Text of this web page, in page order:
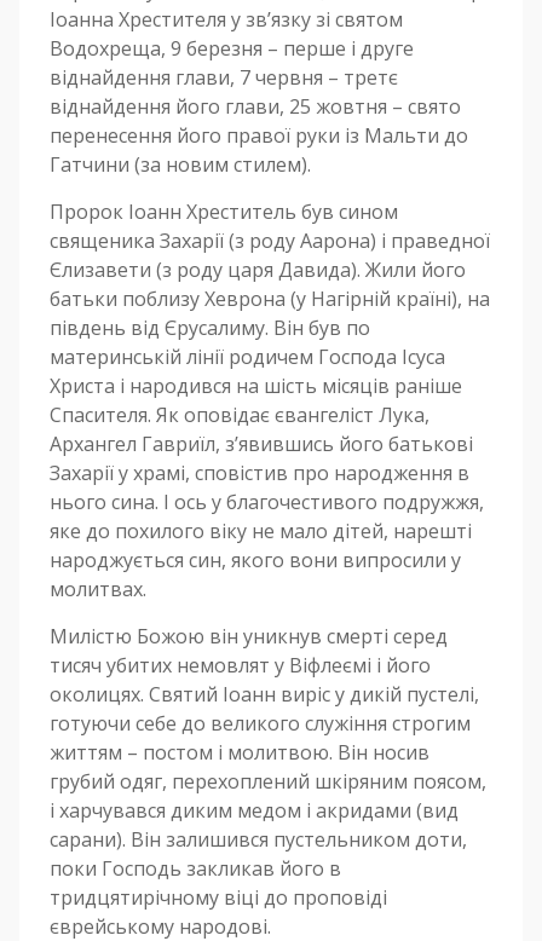
Іоанна Хрестителя у зв’язку зі святом
Водохреща, 9 березня – перше і друге
віднайдення глави, 7 червня – третє
віднайдення його глави, 25 жовтня – свято
перенесення його правої руки із Мальти до
Гатчини (за новим стилем).
Пророк Іоанн Хреститель був сином
священика Захарії (з роду Аарона) і праведної
Єлизавети (з роду царя Давида). Жили його
батьки поблизу Хеврона (у Нагірній країні), на
південь від Єрусалиму. Він був по
материнській лінії родичем Господа Ісуса
Христа і народився на шість місяців раніше
Спасителя. Як оповідає євангеліст Лука,
Архангел Гавриїл, з’явившись його батькові
Захарії у храмі, сповістив про народження в
нього сина. І ось у благочестивого подружжя,
яке до похилого віку не мало дітей, нарешті
народжується син, якого вони випросили у
молитвах.
Милістю Божою він уникнув смерті серед
тисяч убитих немовлят у Віфлеємі і його
околицях. Святий Іоанн виріс у дикій пустелі,
готуючи себе до великого служіння строгим
життям – постом і молитвою. Він носив
грубий одяг, перехоплений шкіряним поясом,
і харчувався диким медом і акридами (вид
сарани). Він залишився пустельником доти,
поки Господь закликав його в
тридцятирічному віці до проповіді
єврейському народові.